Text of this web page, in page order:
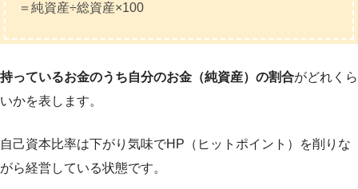
＝純資産÷総資産×100
持っているお金のうち自分のお金（純資産）の割合がどれくら
いかを表します。
自己資本比率は下がり気味でHP（ヒットポイント）を削りな
がら経営している状態です。